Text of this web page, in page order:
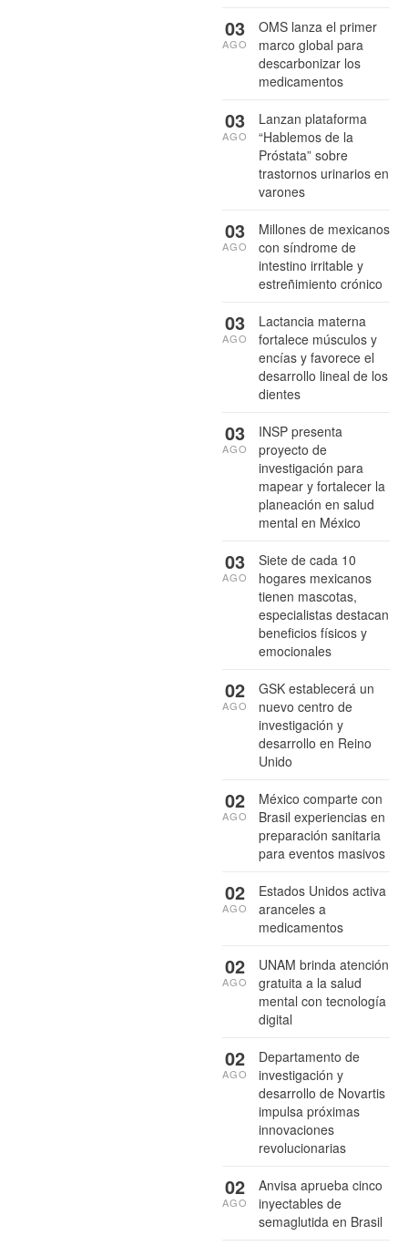
OMS lanza el primer
marco global para
descarbonizar los
medicamentos
03
AGO
Lanzan plataforma
“Hablemos de la
Próstata” sobre
trastornos urinarios en
varones
03
AGO
Millones de mexicanos
con síndrome de
intestino irritable y
estreñimiento crónico
03
AGO
Lactancia materna
fortalece músculos y
encías y favorece el
desarrollo lineal de los
dientes
03
AGO
INSP presenta
proyecto de
investigación para
mapear y fortalecer la
planeación en salud
mental en México
03
AGO
Siete de cada 10
hogares mexicanos
tienen mascotas,
especialistas destacan
beneficios físicos y
emocionales
03
AGO
GSK establecerá un
nuevo centro de
investigación y
desarrollo en Reino
Unido
02
AGO
México comparte con
Brasil experiencias en
preparación sanitaria
para eventos masivos
02
AGO
Estados Unidos activa
aranceles a
medicamentos
02
AGO
UNAM brinda atención
gratuita a la salud
mental con tecnología
digital
02
AGO
Departamento de
investigación y
desarrollo de Novartis
impulsa próximas
innovaciones
revolucionarias
02
AGO
Anvisa aprueba cinco
inyectables de
semaglutida en Brasil
02
AGO